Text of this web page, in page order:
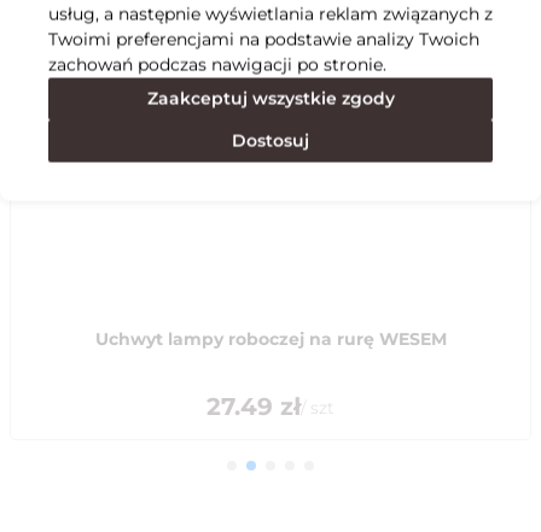
Polecane
Uchwyt lampy roboczej na rurę WESEM
27.49 zł/ szt
usług, a następnie wyświetlania reklam związanych z
Twoimi preferencjami na podstawie analizy Twoich
zachowań podczas nawigacji po stronie.
Zaakceptuj wszystkie zgody
Dostosuj